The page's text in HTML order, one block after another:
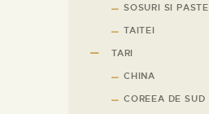
SOSURI SI PASTE
TAITEI
TARI
CHINA
COREEA DE SUD